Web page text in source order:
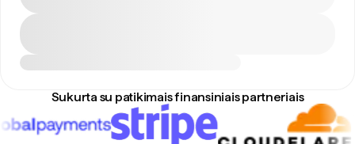
Sukurta su patikimais finansiniais partneriais